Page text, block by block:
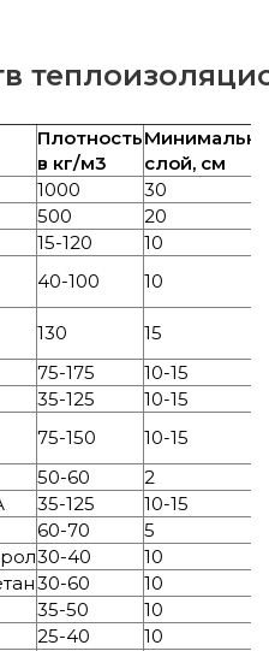
Плотность
в кг/м3
слой, см
1000
30
500
20
15-120
10
40-100
10
130 15
75-175
10-15
35-125
10-15
75-150
10-15
50-60
2
35-125
10-15
60-70
5
30-40
10
30-60 10
35-50
10
25-40 10